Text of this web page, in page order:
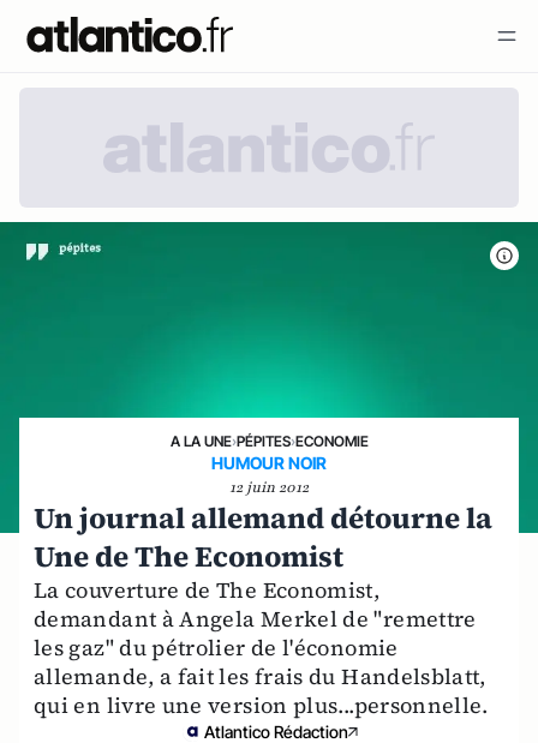
A LA UNE›PÉPITES›ECONOMIE
HUMOUR NOIR
12 juin 2012
Un journal allemand détourne la
Une de The Economist
La couverture de The Economist,
demandant à Angela Merkel de "remettre
les gaz" du pétrolier de l'économie
allemande, a fait les frais du Handelsblatt,
qui en livre une version plus...personnelle.
Atlantico Rédaction